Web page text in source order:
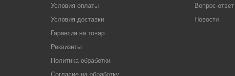
Условия оплаты
Условия доставки
Гарантия на товар
Реквизиты
Политика обработки
Согласие на обработку
Вопрос-ответ
Новости